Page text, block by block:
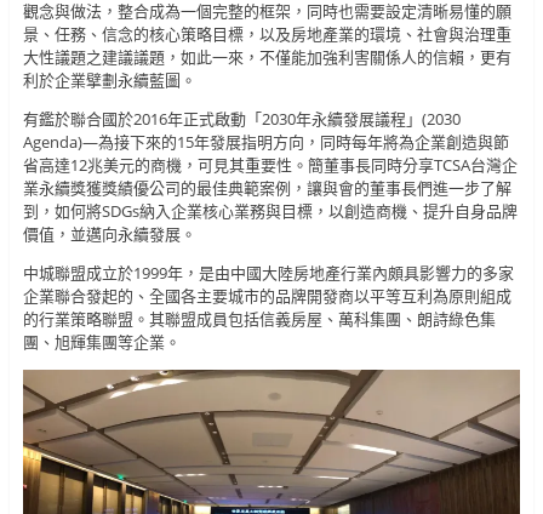
觀念與做法，整合成為一個完整的框架，同時也需要設定清晰易懂的願
景、任務、信念的核心策略目標，以及房地產業的環境、社會與治理重
大性議題之建議議題，如此一來，不僅能加強利害關係人的信賴，更有
利於企業擘劃永續藍圖。
有鑑於聯合國於2016年正式啟動「2030年永續發展議程」(2030
Agenda)—為接下來的15年發展指明方向，同時每年將為企業創造與節
省高達12兆美元的商機，可見其重要性。簡董事長同時分享TCSA台灣企
業永續獎獲獎績優公司的最佳典範案例，讓與會的董事長們進一步了解
到，如何將SDGs納入企業核心業務與目標，以創造商機、提升自身品牌
價值，並邁向永續發展。
中城聯盟成立於1999年，是由中國大陸房地產行業內頗具影響力的多家
企業聯合發起的、全國各主要城市的品牌開發商以平等互利為原則組成
的行業策略聯盟。其聯盟成員包括信義房屋、萬科集團、朗詩綠色集
團、旭輝集團等企業。